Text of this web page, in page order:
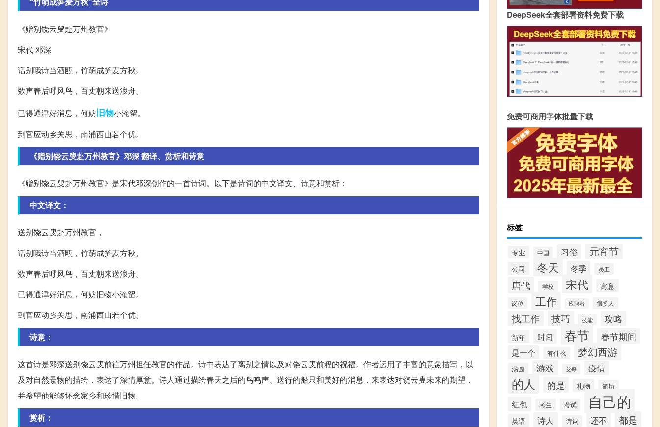
《赠别饶云叟赴万州教官》
宋代 邓深
话别哦诗当酒瓯，竹萌成笋麦方秋。
数声春后呼风鸟，百丈朝来送浪舟。
已得通津好消息，何妨旧物小淹留。
到官应动乡关思，南浦西山若个优。
《赠别饶云叟赴万州教官》邓深 翻译、赏析和诗意
《赠别饶云叟赴万州教官》是宋代邓深创作的一首诗词。以下是诗词的中文译文、诗意和赏析：
中文译文：
送别饶云叟赴万州教官，
话别哦诗当酒瓯，竹萌成笋麦方秋。
数声春后呼风鸟，百丈朝来送浪舟。
已得通津好消息，何妨旧物小淹留。
到官应动乡关思，南浦西山若个优。
诗意：
这首诗是邓深送别饶云叟前往万州担任教官的作品。诗中表达了离别之情以及对饶云叟前程的祝福。作者运用了丰富的意象描写，以
及对自然景物的描绘，表达了深情厚意。诗人通过描绘春天之后的鸟鸣声、送行的船只和美好的消息，来表达对饶云叟未来的期望，
并希望他能够怀念家乡和珍惜旧物。
赏析：
DeepSeek全套部署资料免费下载
免费可商用字体批量下载
标签
专业 中国 习俗 元宵节
公司 冬天 冬季 员工
唐代 学校 宋代 寓意
岗位 工作 应聘者 很多人
找工作 技巧 技能 攻略
新年 时间 春节 春节期间
是一个 有什么 梦幻西游
汤圆 游戏 父母 疫情
的人 的是 礼物 简历
红包 考生 考试 自己的
英语 诗人 诗词 还不 都是